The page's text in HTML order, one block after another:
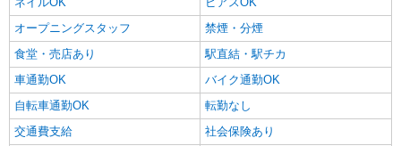
オープニングスタッフ
禁煙・分煙
食堂・売店あり
駅直結・駅チカ
車通勤OK
バイク通勤OK
自転車通勤OK
転勤なし
交通費支給
社会保険あり